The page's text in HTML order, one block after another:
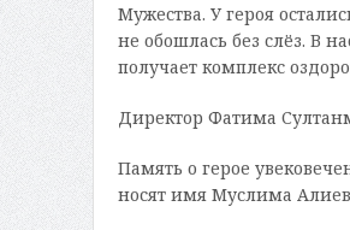
Мужества. У героя
не обошлась без слёз. В
получает комплекс
Директор Фатима
Память о герое
носят имя Муслима